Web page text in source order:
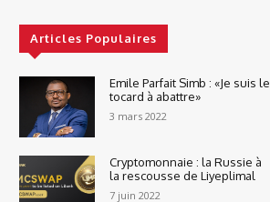
Articles Populaires
Emile Parfait Simb : «Je suis le
tocard à abattre»
3 mars 2022
Cryptomonnaie : la Russie à
la rescousse de Liyeplimal
7 juin 2022